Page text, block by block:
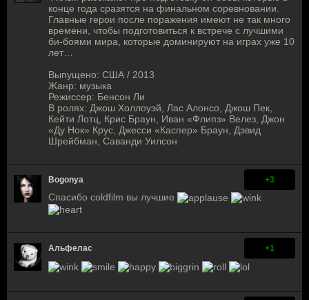
конце года сразятся на финальном соревновании.
Главные герои после поражения имеют не так много
времени, чтобы подготовиться к встрече с лучшими
би-боями мира, которые доминируют на играх уже 10
лет…
Выпущено: США / 2013
Жанр: музыка
Режиссер: Бенсон Ли
В ролях: Джош Холлоуэй, Лас Алонсо, Джош Пек,
Кейти Лотц, Крис Браун, Иван «Флипз» Велез, Джон
«Ду Нок» Крус, Джесси «Каспер» Браун, Дэвид
Шрейбман, Саванди Уилсон
Bogonya +3
Спасибо coldfilm вы лучшие
Альфелас +1